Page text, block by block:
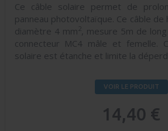
Ce câble solaire permet de
panneau photovoltaïque. Ce câble
diamètre 4 mm2
, mesure 5m de
connecteur MC4 mâle et femelle.
solaire est étanche et limite la
VOIR LE PRODUIT
14,40 €